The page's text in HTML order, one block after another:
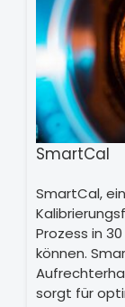
SmartCal
SmartCal,
Prozess in
können.
sorgt für